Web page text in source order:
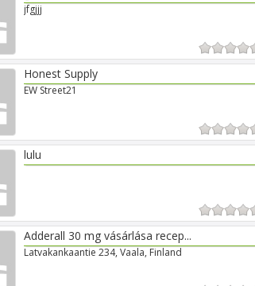
jfgjjj
Honest Supply
EW Street21
lulu
Adderall 30 mg vásárlása recep...
Latvakankaantie 234, Vaala, Finland